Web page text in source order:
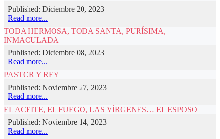
Published: Diciembre 20, 2023
Read more...
TODA HERMOSA, TODA SANTA, PURÍSIMA,
INMACULADA
Published: Diciembre 08, 2023
Read more...
PASTOR Y REY
Published: Noviembre 27, 2023
Read more...
EL ACEITE, EL FUEGO, LAS VÍRGENES… EL ESPOSO
Published: Noviembre 14, 2023
Read more...